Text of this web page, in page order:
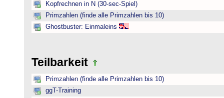
Kopfrechnen in N (30-sec-Spiel)
Primzahlen (finde alle Primzahlen bis 10)
Ghostbuster: Einmaleins
Teilbarkeit
Primzahlen (finde alle Primzahlen bis 10)
ggT-Training